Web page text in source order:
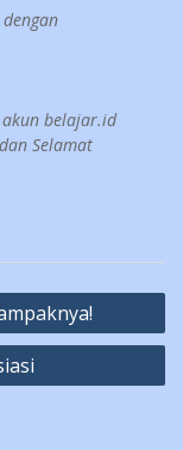
belajar.id
Selamat